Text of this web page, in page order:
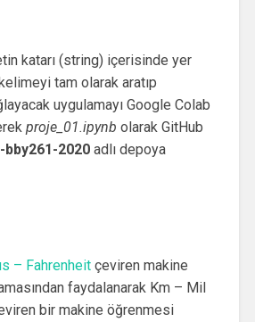
katarı (string) içerisinde yer
tam olarak aratıp
uygulamayı Google Colab
proje_01.ipynb olarak GitHub
bby261-2020adlı depoya
– Fahrenheitçeviren makine
faydalanarak Km – Mil
bir makine öğrenmesi